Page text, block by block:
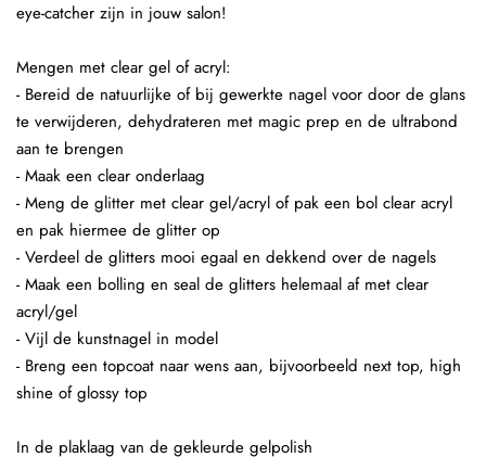
eye-catcher zijn in jouw salon!
Mengen met clear gel of acryl:
- Bereid de natuurlijke of bij gewerkte nagel voor door de glans
te verwijderen, dehydrateren met magic prep en de ultrabond
aan te brengen
- Maak een clear onderlaag
- Meng de glitter met clear gel/acryl of pak een bol clear acryl
en pak hiermee de glitter op
- Verdeel de glitters mooi egaal en dekkend over de nagels
- Maak een bolling en seal de glitters helemaal af met clear
acryl/gel
- Vijl de kunstnagel in model
- Breng een topcoat naar wens aan, bijvoorbeeld next top, high
shine of glossy top
In de plaklaag van de gekleurde gelpolish